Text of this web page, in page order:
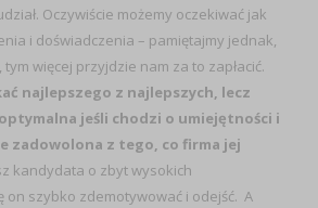
Oczywiście możemy oczekiwać jak
i doświadczenia – pamiętajmy jednak,
więcej przyjdzie nam za to zapłacić.
najlepszego z najlepszych, lecz
jeśli chodzi o umiejętności i
zadowolona z tego, co firma jej
kandydata o zbyt wysokich
on szybko zdemotywować i odejść. A